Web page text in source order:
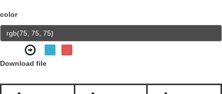
color
Download file